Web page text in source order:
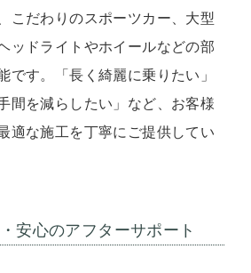
こだわりのスポーツカー、大型
ッドライトやホイールなどの部
です。「長く綺麗に乗りたい」
間を減らしたい」など、お客様
適な施工を丁寧にご提供してい
安心のアフターサポート